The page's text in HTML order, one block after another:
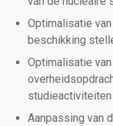
Optimalisatie
beschikking
Optimalisatie
studieactiviteiten
Aanpassing van